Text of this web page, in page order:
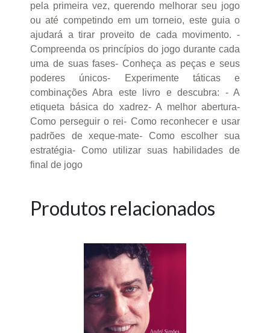
pela primeira vez, querendo melhorar seu jogo
ou até competindo em um torneio, este guia o
ajudará a tirar proveito de cada movimento. -
Compreenda os princípios do jogo durante cada
uma de suas fases- Conheça as peças e seus
poderes únicos- Experimente táticas e
combinações Abra este livro e descubra: - A
etiqueta básica do xadrez- A melhor abertura-
Como perseguir o rei- Como reconhecer e usar
padrões de xeque-mate- Como escolher sua
estratégia- Como utilizar suas habilidades de
final de jogo
Produtos relacionados